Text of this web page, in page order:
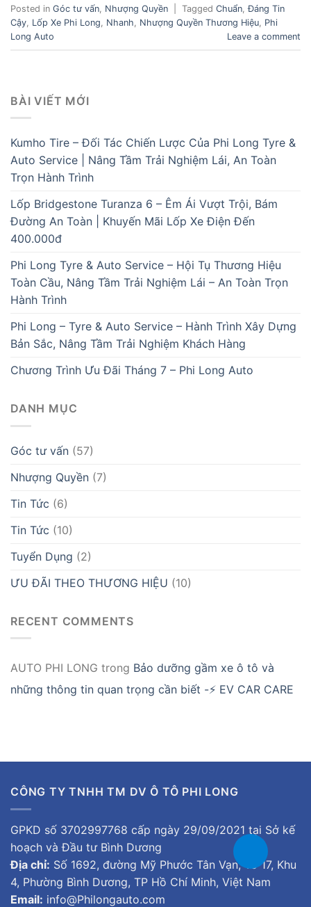
Posted in Góc tư vấn Nhượng Quyền Tagged Chuẩn ,Đáng Tin
Cậy Lốp Xe Phi Long Nhanh Nhượng Quyền Thương Hiệu Phi
Long Auto
Leave a comment
BÀI VIẾT MỚI
Kumho Tire – Đối Tác Chiến Lược Của Phi Long Tyre &
Auto Service | Nâng Tầm Trải Nghiệm Lái, An Toàn
Trọn Hành Trình
Lốp Bridgestone Turanza 6 – Êm Ái Vượt Trội, Bám
Đường An Toàn | Khuyến Mãi Lốp Xe Điện Đến
400.000đ
Phi Long Tyre & Auto Service – Hội Tụ Thương Hiệu
Toàn Cầu, Nâng Tầm Trải Nghiệm Lái – An Toàn Trọn
Hành Trình
Phi Long – Tyre & Auto Service – Hành Trình Xây Dựng
Bản Sắc, Nâng Tầm Trải Nghiệm Khách Hàng
Chương Trình Ưu Đãi Tháng 7 – Phi Long Auto
DANH MỤC
Góc tư vấn (57)
Nhượng Quyền (7)
Tin Tức (6)
Tin Tức (10)
Tuyển Dụng (2)
ƯU ĐÃI THEO THƯƠNG HIỆU (10)
RECENT COMMENTS
AUTO PHI LONG trong Bảo dưỡng gầm xe ô tô và
những thông tin quan trọng cần biết -⚡ EV CAR CARE
CÔNG TY TNHH TM DV Ô TÔ PHI LONG
GPKD số 3702997768 cấp ngày 29/09/2021 tại Sở kế
hoạch và Đầu tư Bình Dương
Địa chỉ: Số 1692, đường Mỹ Phước Tân Vạn, Tổ 17, Khu
4, Phường Bình Dương, TP Hồ Chí Minh, Việt Nam
Email: info@Philongauto.com